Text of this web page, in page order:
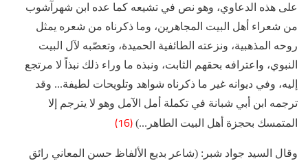
على هذه الدعاوي، وهو نص في تشيعه كما عده ابن شهرآشوب
من شعراء أهل البيت المجاهرين، وما ذكرناه من شعره يمثل
روحه المذهبية، ونزعته الطائفية الحميدة، وتعصّبه لآل البيت
النبوي، واعترافه بحقهم الثابت، ونبذه ما وراء ذلك نبذاً لا مرتجع
إليه، وفي ديوانه غير ما ذكرناه شواهد وتلويحات لطيفة... وقد
ترجمه ابن أبي شبانة في تكملة أمل الآمل وهو لا يترجم إلا
المتمسك بحجزة أهل البيت الطاهر...) (16)
وقال السيد جواد شبر: (شاعر بديع الألفاظ حسن المعاني رائق